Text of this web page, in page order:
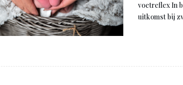
voetreflex In
uitkomst bij